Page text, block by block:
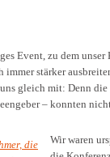
Event, zu dem
stärker
gleich mit: Denn
– konnten
Wir waren